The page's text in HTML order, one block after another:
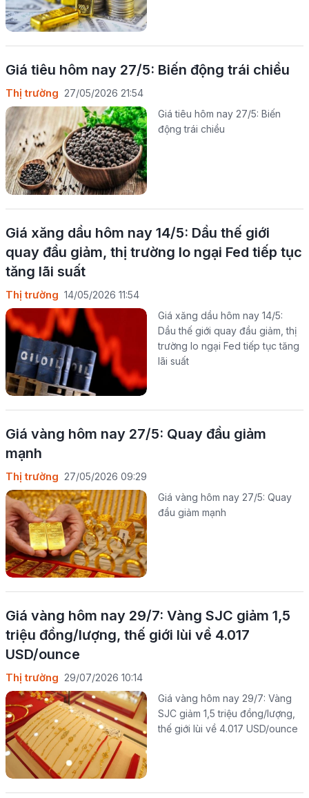
Giá tiêu hôm nay 27/5: Biến động trái chiều
Thị trường 27/05/2026 21:54
Giá tiêu hôm nay 27/5: Biến
động trái chiều
Giá xăng dầu hôm nay 14/5: Dầu thế giới
quay đầu giảm, thị trường lo ngại Fed tiếp tục
tăng lãi suất
Thị trường 14/05/2026 11:54
Giá xăng dầu hôm nay 14/5:
Dầu thế giới quay đầu giảm, thị
trường lo ngại Fed tiếp tục tăng
lãi suất
Giá vàng hôm nay 27/5: Quay đầu giảm
mạnh
Thị trường 27/05/2026 09:29
Giá vàng hôm nay 27/5: Quay
đầu giảm mạnh
Giá vàng hôm nay 29/7: Vàng SJC giảm 1,5
triệu đồng/lượng, thế giới lùi về 4.017
USD/ounce
Thị trường 29/07/2026 10:14
Giá vàng hôm nay 29/7: Vàng
SJC giảm 1,5 triệu đồng/lượng,
thế giới lùi về 4.017 USD/ounce